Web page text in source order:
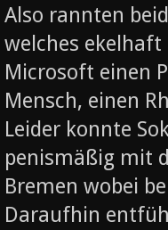
Also rannten
welches
Microsoft einen
Mensch, einen
Leider konnte
penismäßig mit
Bremen wobei
Daraufhin